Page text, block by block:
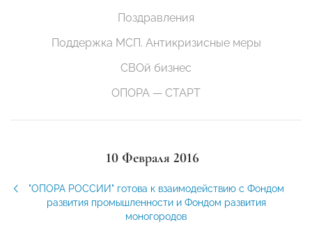
Поздравления
Поддержка МСП. Антикризисные меры
СВОй бизнес
ОПОРА — СТАРТ
10 Февраля 2016
"ОПОРА РОССИИ" готова к взаимодействию с Фондом
развития промышленности и Фондом развития
моногородов